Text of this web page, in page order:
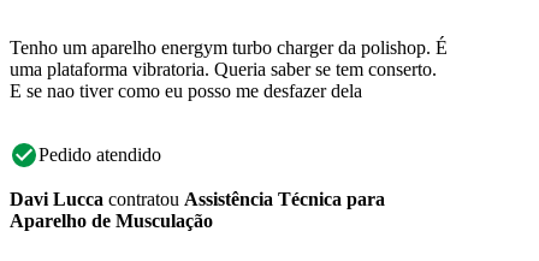
Tenho um aparelho energym turbo charger da polishop. É
uma plataforma vibratoria. Queria saber se tem conserto.
E se nao tiver como eu posso me desfazer dela
Pedido atendido
Davi Lucca contratou Assistência Técnica para
Aparelho de Musculação